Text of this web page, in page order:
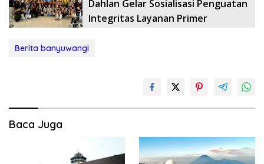
Dahlan Gelar Sosialisasi Penguatan
Integritas Layanan Primer
Berita banyuwangi
Baca Juga